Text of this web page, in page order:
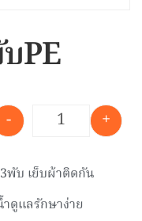
PE
- +
พับ เย็บผ้าติดกัน
ดูแลรักษาง่าย